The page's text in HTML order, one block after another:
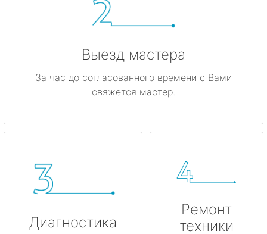
Выезд мастера
За час до согласованного времени с Вами
свяжется мастер.
Диагностика
Ремонт
техники